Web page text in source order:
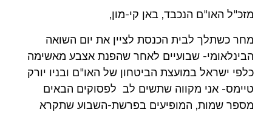
מזכ"ל האו"ם הנכבד, באן קי-מון,
מחר כשתלך לבית הכנסת לציין את יום השואה
הבינלאומי- שבועיים לאחר שהפנת אצבע מאשימה
כלפי ישראל במועצת הביטחון של האו"ם ובניו יורק
טיימס- אני מקווה שתשים לב לפסוקים הבאים
מספר שמות, המופיעים בפרשת-השבוע שתקרא